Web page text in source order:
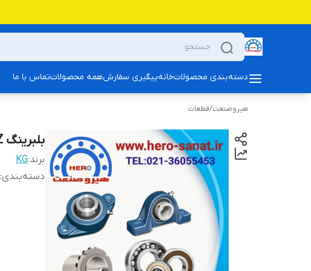
دسته‌بندی محصولاتخانهپیگیری سفارشهمه محصولاتتماس با ما
هیروصنعت/قطعات
بلبرینگ 6207ZZ برند KG
برند:KG
دسته‌بندی: